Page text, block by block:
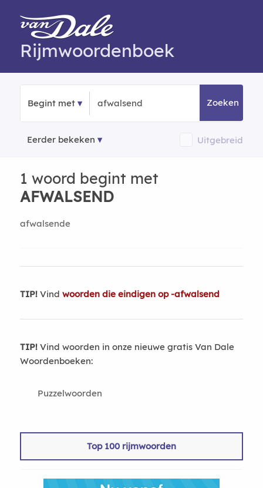
Rijmwoordenboek
Begint met Zoeken
Eerder bekeken Uitgebreid
1 woord begint met
AFWALSEND
afwalsende
TIP!Vind woorden die eindigen op -afwalsend
TIP!Vind woorden in onze nieuwe gratis Van Dale
Woordenboeken:
Puzzelwoorden
Top 100 rijmwoorden